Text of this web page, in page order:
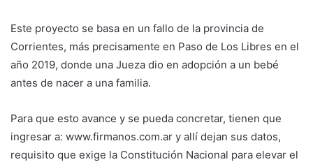
Este proyecto se basa en un fallo de la provincia de
Corrientes, más precisamente en Paso de Los Libres en el
año 2019, donde una Jueza dio en adopción a un bebé
antes de nacer a una familia.
Para que esto avance y se pueda concretar, tienen que
ingresar a: www.firmanos.com.ar y allí dejan sus datos,
requisito que exige la Constitución Nacional para elevar el